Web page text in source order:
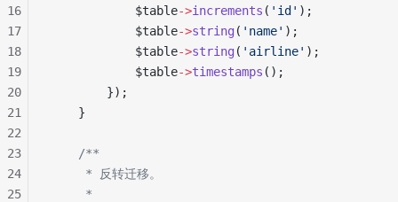
            $table
->increments ( 'id' );
            $table
->string ( 'name' );
            $table
->string ( 'airline' );
            $table
->timestamps ();
        });
    }
    /**
     * 反转迁移。
     *
16
17
18
19
20
21
22
23
24
25